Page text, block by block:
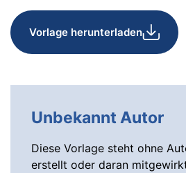
Vorlage herunterladen
Unbekannt Autor
Diese Vorlage steht ohne
erstellt oder daran